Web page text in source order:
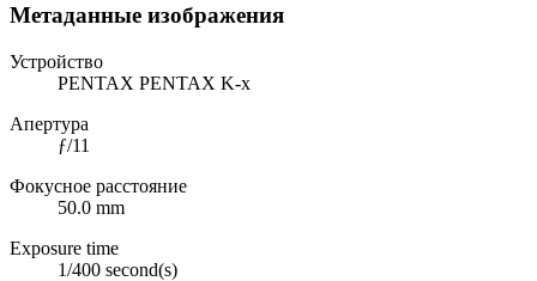
Метаданные изображения
Устройство
PENTAX PENTAX K-x
Апертура
ƒ/11
Фокусное расстояние
50.0 mm
Exposure time
1/400 second(s)